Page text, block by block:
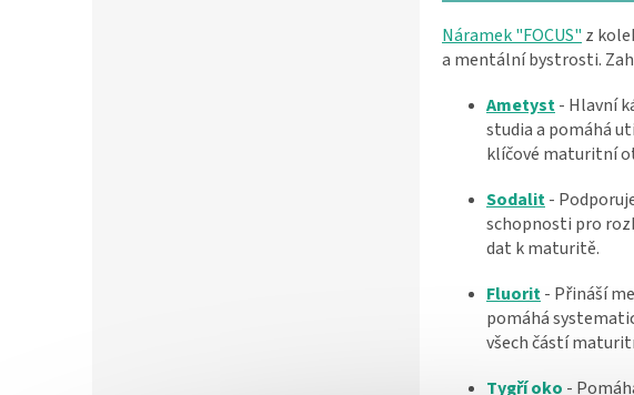
Náramek "FOCUS" z
a mentální bystrosti.
Ametyst- Hlavní
studia a pomáhá
klíčové maturitní
Sodalit-
schopnosti pro
dat k maturitě.
Fluorit- Přináší
pomáhá
všech částí
Tygří oko -